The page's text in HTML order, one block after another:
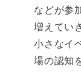
などが参
増えてい
小さなイ
場の認知